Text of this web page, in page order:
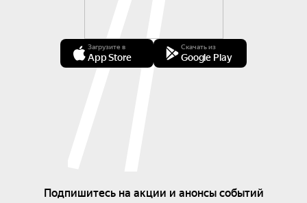
Загрузите в
App Store
Скачать из
Google Play
Подпишитесь на акции и анонсы событий